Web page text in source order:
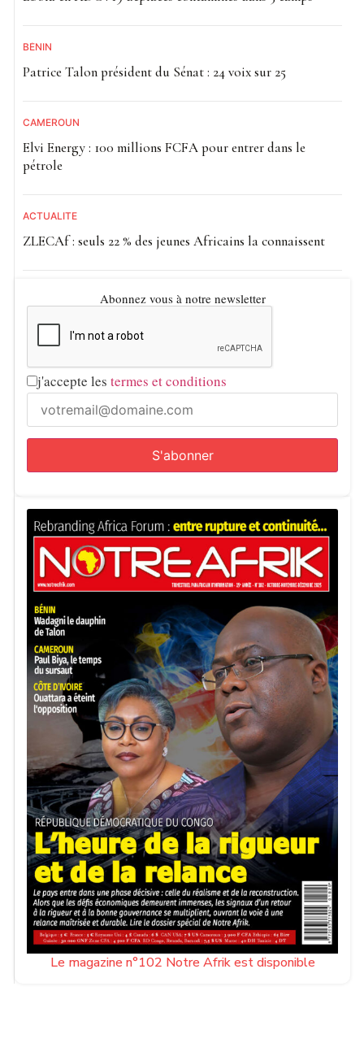
BÉNIN
Patrice Talon président du Sénat : 24 voix sur 25
CAMEROUN
Elvi Energy : 100 millions FCFA pour entrer dans le
pétrole
ACTUALITE
ZLECAf : seuls 22 % des jeunes Africains la connaissent
Abonnez vous à notre newsletter
j'accepte les termes et conditions
Le magazine n°102 Notre Afrik est disponible